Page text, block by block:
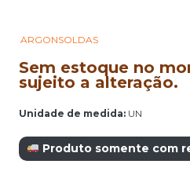
ARGONSOLDAS
Sem estoque no
sujeito a alteração.
Unidade de medida: UN
Produto somente com